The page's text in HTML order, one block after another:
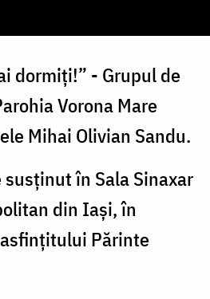
dormiți!” - Grupul de
Vorona Mare
Mihai Olivian Sandu.
în Sala Sinaxar
din Iași, în
Părinte